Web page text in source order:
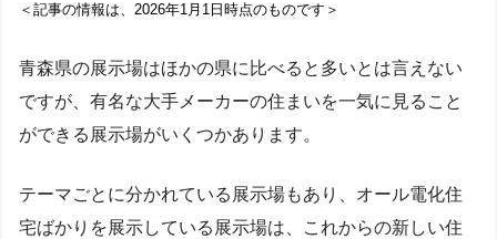
＜記事の情報は、2026年1月1日時点のものです＞
青森県の展示場はほかの県に比べると多いとは言えない
ですが、有名な大手メーカーの住まいを一気に見ること
ができる展示場がいくつかあります。
テーマごとに分かれている展示場もあり、オール電化住
宅ばかりを展示している展示場は、これからの新しい住